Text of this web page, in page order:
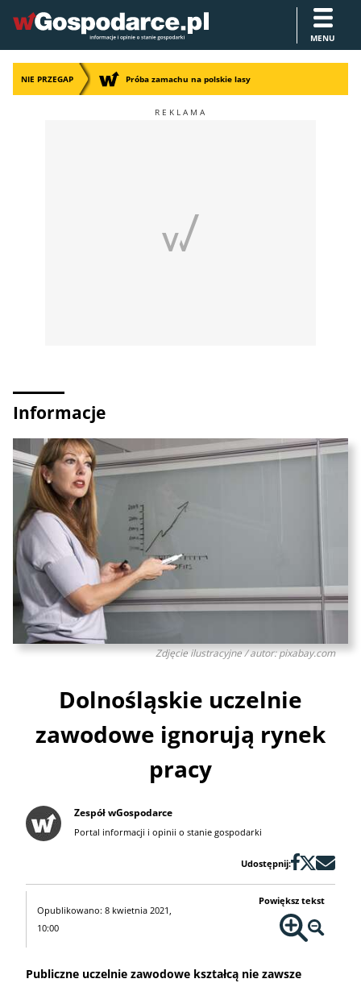
MENU
NIE PRZEGAP Próba zamachu na polskie lasy
Informacje
Zdjęcie ilustracyjne / autor: pixabay.com
Dolnośląskie uczelnie
zawodowe ignorują rynek
pracy
Zespół wGospodarce
Portal informacji i opinii o stanie gospodarki
Udostępnij:
Opublikowano: 8 kwietnia 2021,
10:00
Powiększ tekst
Publiczne uczelnie zawodowe kształcą nie zawsze